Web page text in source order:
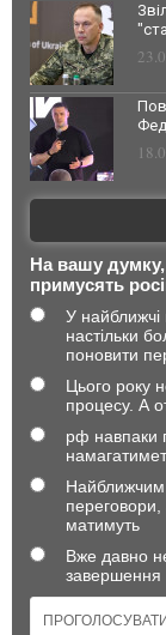
На вашу думку,
примусять
У найближчі
настільки
поновити
Цього року
процесу. А
рф навпаки
Найближчим
переговори,
матимуть
Вже давно
завершення